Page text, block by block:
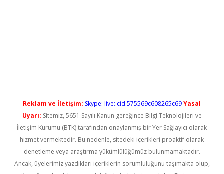
Reklam ve İletişim: Skype: live:.cid.575569c608265c69Yasal
Uyarı: Sitemiz, 5651 Sayılı Kanun gereğince Bilgi Teknolojileri ve
İletişim Kurumu (BTK) tarafından onaylanmış bir Yer Sağlayıcı olarak
hizmet vermektedir. Bu nedenle, sitedeki içerikleri proaktif olarak
denetleme veya araştırma yükümlülüğümüz bulunmamaktadır.
Ancak, üyelerimiz yazdıkları içeriklerin sorumluluğunu taşımakta olup,